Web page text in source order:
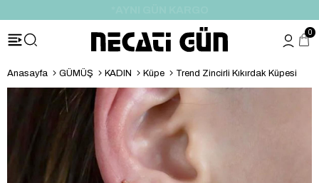
0
Anasayfa GÜMÜŞ KADIN Küpe Trend Zincirli Kıkırdak Küpesi